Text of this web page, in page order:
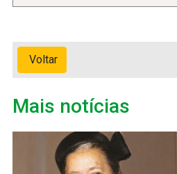
Voltar
Mais notícias